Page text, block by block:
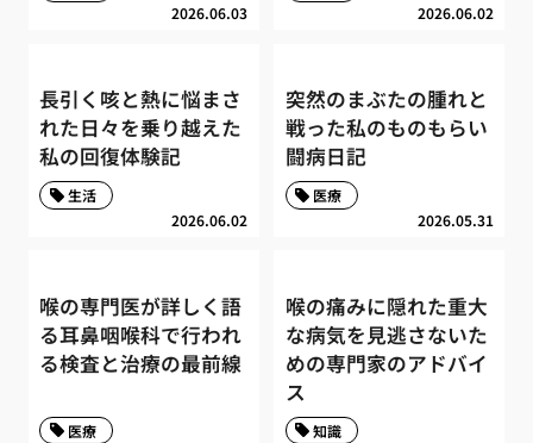
2026.06.03 2026.06.02
長引く咳と熱に悩まさ
れた日々を乗り越えた
私の回復体験記
2026.06.02
生活
突然のまぶたの腫れと
戦った私のものもらい
闘病日記
2026.05.31
医療
喉の専門医が詳しく語
る耳鼻咽喉科で行われ
る検査と治療の最前線
医療
喉の痛みに隠れた重大
な病気を見逃さないた
めの専門家のアドバイ
ス
知識